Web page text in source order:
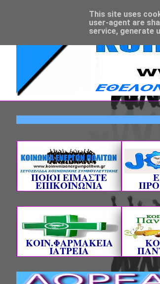
ΠΟΙΟΙ ΕΙΜΑΣΤΕ
ΕΠΙΚΟΙΝΩΝΙΑ
ΚΟΙΝ.ΦΑΡΜΑΚΕΙΑ
ΙΑΤΡΕΙΑ
This site uses
user-agent are
service, generate